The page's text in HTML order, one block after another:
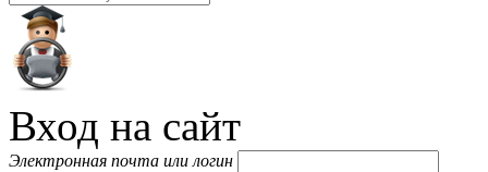
Вход на сайт
Электронная почта или логин